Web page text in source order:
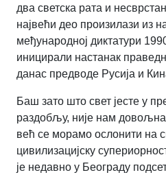
два светска рата и
највећи део произилази из
међународној диктатури
иницирали настанак
данас предводе Русија и
Баш зато што свет јесте у
раздобљу, није нам
већ се морамо ослонити на
цивилизацијску
је недавно у Београду